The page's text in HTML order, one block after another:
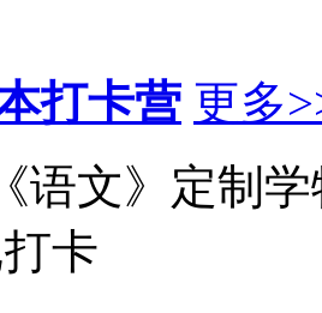
打卡营 更多
语文》定制
卡